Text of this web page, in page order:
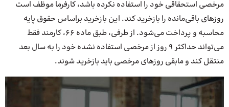
مرخصی استحقاقی خود را استفاده نکرده باشد، کارفرما موظف است
روزهای باقی‌مانده را بازخرید کند. این بازخرید براساس حقوق پایه
محاسبه و پرداخت می‌شود. از طرفی، طبق ماده ۶۶، کارمند فقط
می‌تواند حداکثر ۹ روز از مرخصی استفاده نشده خود را به سال بعد
منتقل کند و مابقی روزهای مرخصی باید بازخرید شوند.